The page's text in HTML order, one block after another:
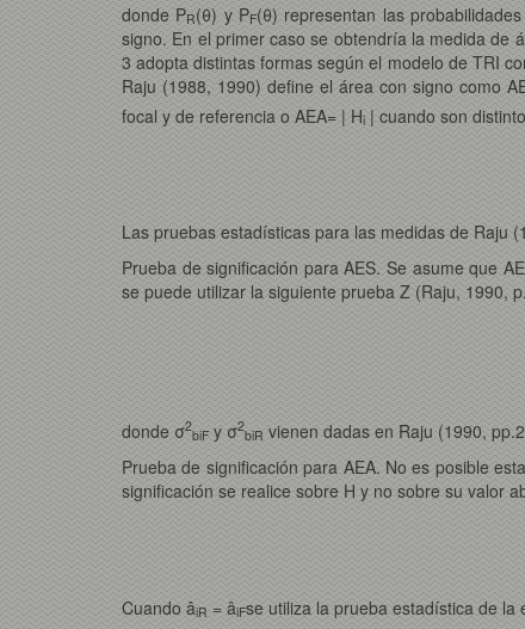
donde PR(θ) y PF(θ) representan las
signo. En el primer caso se obtendría la medida de
3 adopta distintas formas según el modelo de TRI
Raju (1988, 1990) define el área con signo como
focal y de referencia o AEA= | Hi | cuando son
Las pruebas estadísticas para las medidas de Raju
Prueba de significación para AES. Se asume que
se puede utilizar la siguiente prueba Z (Raju, 1990,
donde σ2
biFy σ2
biR vienen dadas en Raju (1990,
Prueba de significación para AEA. No es posible
significación se realice sobre H y no sobre su valor
Cuando âiR = âiFse utiliza la prueba estadística de la